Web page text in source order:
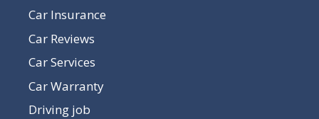
Car Insurance
Car Reviews
Car Services
Car Warranty
Driving job